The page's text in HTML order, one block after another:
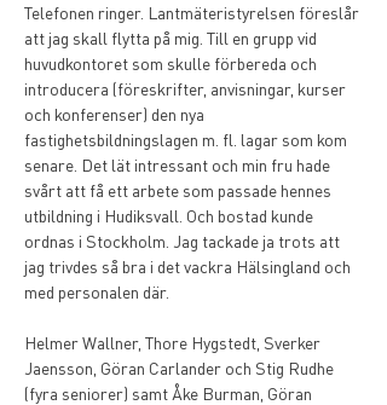
Telefonen ringer. Lantmäteristyrelsen föreslår
att jag skall flytta på mig. Till en grupp vid
huvudkontoret som skulle förbereda och
introducera (föreskrifter, anvisningar, kurser
och konferenser) den nya
fastighetsbildningslagen m. fl. lagar som kom
senare. Det lät intressant och min fru hade
svårt att få ett arbete som passade hennes
utbildning i Hudiksvall. Och bostad kunde
ordnas i Stockholm. Jag tackade ja trots att
jag trivdes så bra i det vackra Hälsingland och
med personalen där.
Helmer Wallner, Thore Hygstedt, Sverker
Jaensson, Göran Carlander och Stig Rudhe
(fyra seniorer) samt Åke Burman, Göran